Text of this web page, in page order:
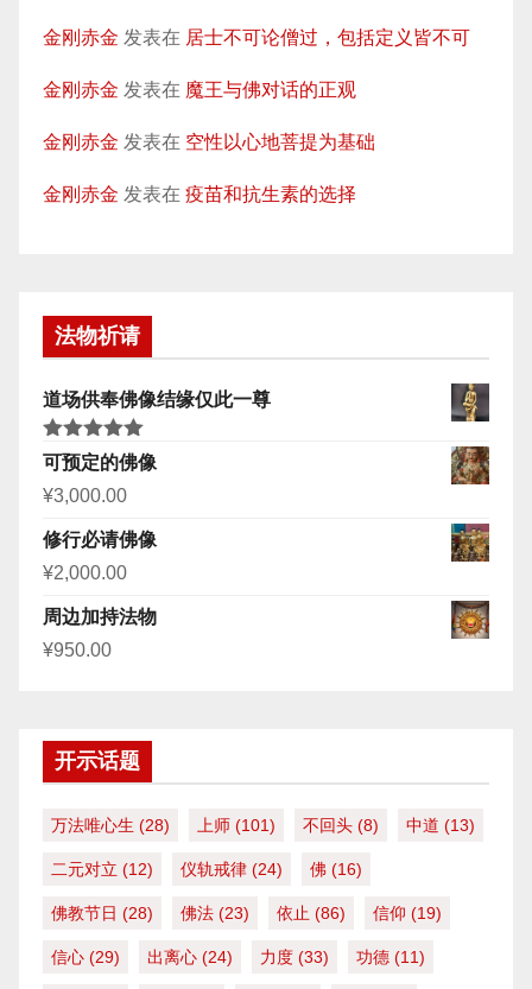
金刚赤金 发表在 居士不可论僧过，包括定义皆不可
金刚赤金 发表在 魔王与佛对话的正观
金刚赤金 发表在 空性以心地菩提为基础
金刚赤金 发表在 疫苗和抗生素的选择
法物祈请
道场供奉佛像结缘仅此一尊
评分5.00
&sol; 5
可预定的佛像
¥3,000.00
修行必请佛像
¥2,000.00
周边加持法物
¥950.00
开示话题
万法唯心生 (28) 上师 (101) 不回头 (8) 中道 (13)
二元对立 (12) 仪轨戒律 (24) 佛 (16)
佛教节日 (28) 佛法 (23) 依止 (86) 信仰 (19)
信心 (29) 出离心 (24) 力度 (33) 功德 (11)